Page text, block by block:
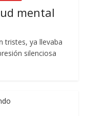
mental
tristes, ya llevaba
silenciosa